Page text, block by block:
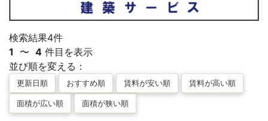
検索結果4件
1 〜 4 件目を表示
並び順を変える：